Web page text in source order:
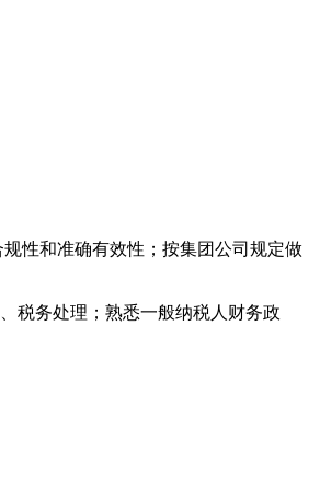
性和准确有效性；按集团公司规定做
税务处理；熟悉一般纳税人财务政